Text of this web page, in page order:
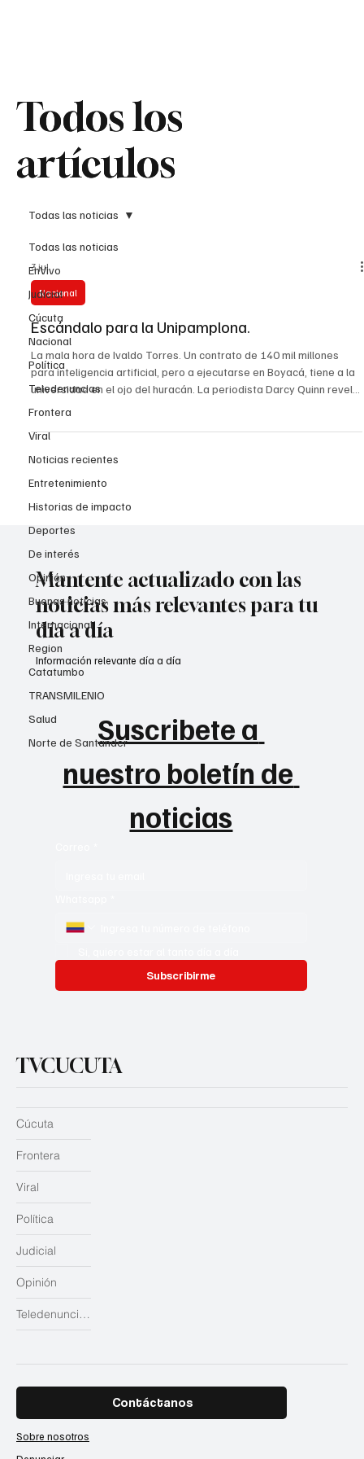
Todos los
artículos
Todos los
artículos
Todas las noticias
EnVivo
Judicial
Cúcuta
Nacional
Política
Teledenuncias
Frontera
Viral
Noticias recientes
Entretenimiento
Historias de impacto
Deportes
De interés
Opinión
Buenas noticias
Internacional
Region
Catatumbo
TRANSMILENIO
Salud
Norte de Santander
Todas las noticias
3 jul
Nacional
Escándalo para la Unipamplona.
La mala hora de Ivaldo Torres. Un contrato de 140 mil millones
para inteligencia artificial, pero a ejecutarse en Boyacá, tiene a la
universidad en el ojo del huracán. La periodista Darcy Quinn revela
que "pese a todas las advertencias del nuevo gobierno de no
podría firmar un contrato de inteligencia artificial de la Universidad
de Pamplona en Norte de Santander para ejecutar en Boyacá por
Mantente actualizado con las
noticias más relevantes para tu
día a día
Suscribete a
nuestro boletín de
noticias
Subscribirme
Información relevante día a día
TVCUCUTA
Judicial
Opinión
Teledenuncias
Cúcuta
Frontera
Viral
Política
Contáctanos
Sobre nosotros